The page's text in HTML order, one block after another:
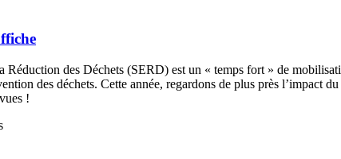
des Déchets (SERD) est un « temps fort » de
des déchets. Cette année, regardons de plus près
!